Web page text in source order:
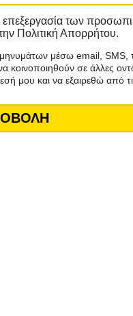
επεξεργασία των
Πολιτική Απορρήτου.
μέσω email, SMS,
κοινοποιηθούν σε άλλες
και να εξαιρεθώ από τις